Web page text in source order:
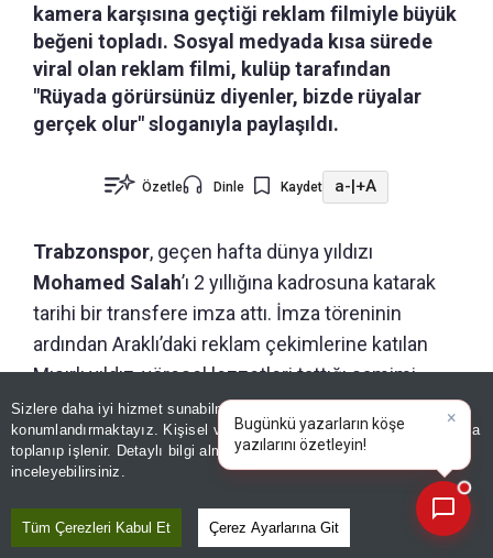
Sizlere daha iyi hizmet sunabilmek adına sitemizde
konumlandırmaktayız. Kişisel verileriniz, KVKK ve GDPR kapsamında
toplanıp işlenir. Detaylı bilgi almak içinAydınlatma Metnimizi
inceleyebilirsiniz.
Tüm Çerezleri Kabul Et Çerez Ayarlarına Git
kamera karşısına geçtiği reklam filmiyle büyük
beğeni topladı. Sosyal medyada kısa sürede
viral olan reklam filmi, kulüp tarafından
"Rüyada görürsünüz diyenler, bizde rüyalar
gerçek olur" sloganıyla paylaşıldı.
Özetle Dinle Kaydet a- +A
Trabzonspor, geçen hafta dünya yıldızı
Mohamed Salah’ı 2 yıllığına kadrosuna katarak
tarihi bir transfere imza attı. İmza töreninin
ardından Araklı’daki reklam çekimlerine katılan
Mısırlı yıldız, yöresel lezzetleri tattığı samimi
görüntülerle sosyal medyayı salladı. Kulübün
"Bizde rüyalar gerçek olur"sloganıyla paylaştığı
video büyük ilgi görürken, Salah için hazırlanan
da TS Club’larda satışa sunuldu.
×
Bugünkü yazarların köşe
yazılarını özetleyin!